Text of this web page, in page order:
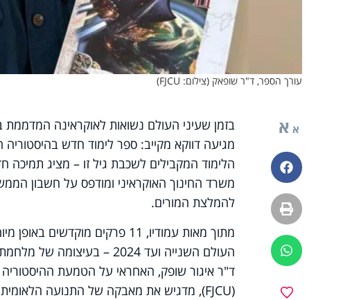
עורך הספר, ד"ר שופאק (צילום: FJCU)
א א
פייסבוק
הדפסה
ווטסאפ
בזמן שעיני העולם נשואות לאוקראינה
הלימוד המקבילים לשכבת גיל זו – מציג תמיכה
משרד החינוך האוקראיני ומודפס על חשבון
להמלצת המורים.
מתוך מאות עמודיו, 11 פרקים
העולם השנייה ועד 2024 –
ד"ר איגור שופק, האחראי על הטמעת ההיסטוריה
(
FJCU), מדגיש את מאבקה של התנועה הלאומית